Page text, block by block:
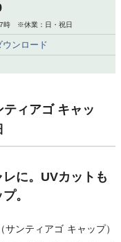
時 ※休業：日・祝日
ウンロード
ィアゴ キャッ
に。UVカットも
。
ンティアゴ キャップ）